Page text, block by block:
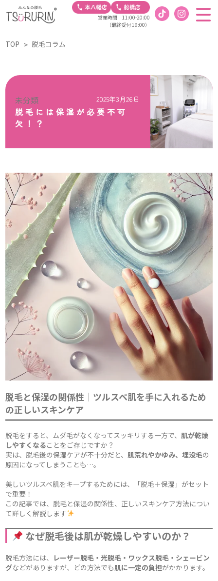
営業時間 11:00-20:00
（最終受付 19:00）
TOP 脱毛コラム
未分類 2025年3月26日
脱毛には保湿が必要不可
欠！？
脱毛と保湿の関係性｜ツルスベ肌を手に入れるため
の正しいスキンケア
脱毛をすると、ムダ毛がなくなってスッキリする一方で、 肌が乾燥
しやすくなることをご存じですか？
実は、脱毛後の保湿ケアが不十分だと、 肌荒れやかゆみ、埋没毛の
原因になってしまうことも…。
美しいツルスベ肌をキープするためには、「脱毛＋保湿」がセット
で重要！
この記事では、脱毛と保湿の関係性、正しいスキンケア方法につい
て詳しく解説します
なぜ脱毛後は肌が乾燥しやすいのか？
脱毛方法には、
レーザー脱毛・光脱毛・ワックス脱毛・シェービン
グなどがありますが、どの方法でも肌に一定の負担がかかります。